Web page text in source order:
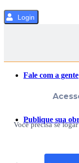
Fale com a gente
Publique sua
Login
Você precisa se